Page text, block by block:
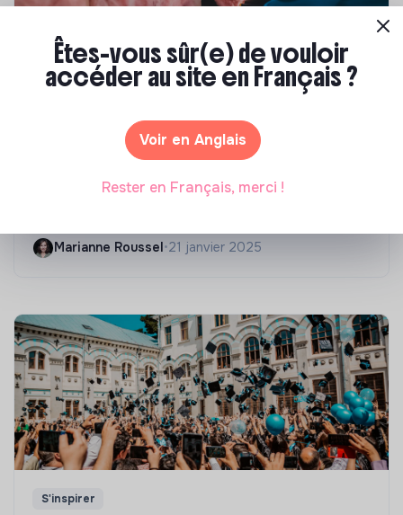
Compétences & formations
Top 8 des formations en rénovation
Marianne Roussel•21 janvier 2025
S'inspirer
Êtes-vous sûr(e) de vouloir
accéder au site en Français ?
Voir en Anglais
Rester en Français, merci !